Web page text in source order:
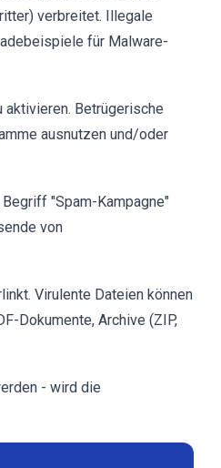
verbreitet. Illegale
für Malware-
Betrügerische
ausnutzen und/oder
"Spam-Kampagne"
von
Virulente Dateien können
Dokumente, Archive (ZIP,
- wird die